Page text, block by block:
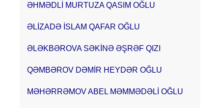
ƏHMƏDLİ MURTUZA QASIM OĞLU
ƏLİZADƏ İSLAM QAFAR OĞLU
ƏLƏKBƏROVA SƏKİNƏ ƏŞRƏF QIZI
QƏMBƏROV DƏMİR HEYDƏR OĞLU
MӘHӘRRӘMOV ABEL MƏMMƏDƏLİ OĞLU